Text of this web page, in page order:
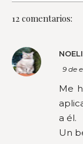
12 comentarios:
9 de
Me
a él.
Un